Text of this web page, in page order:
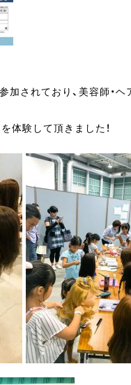
加されており、美容師・
体験して頂きました！